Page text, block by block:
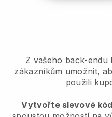
Z vašeho back-endu
zákazníkům umožnit,
použili
Vytvořte slevové